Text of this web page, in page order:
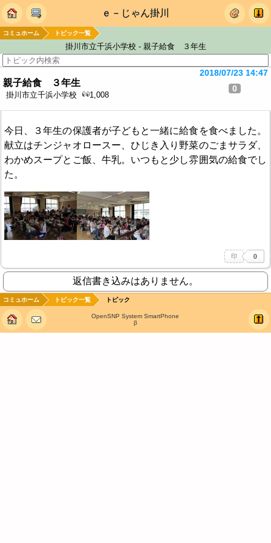
ｅ－じゃん掛川
コミュホーム トピック一覧
掛川市立千浜小学校 - 親子給食 ３年生
親子給食 ３年生
掛川市立千浜小学校 1,008
2018/07/23 14:47
0
今日、３年生の保護者が子どもと一緒に給食を食べました。
献立はチンジャオロースー、ひじき入り野菜のごまサラダ、
わかめスープとご飯、牛乳。いつもと少し雰囲気の給食でし
た。
返信書き込みはありません。
コミュホーム トピック一覧 トピック
OpenSNP System SmartPhone
β